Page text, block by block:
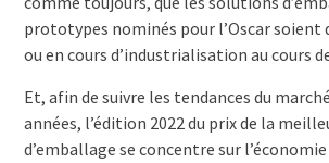
prototypes nominés pour l’Oscar soient
ou en cours d’industrialisation au cours
Et, afin de suivre les tendances du
années, l’édition 2022 du prix de la
d’emballage se concentre sur